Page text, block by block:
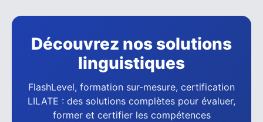
Découvrez nos solutions
linguistiques
FlashLevel, formation sur-mesure, certification
LILATE : des solutions complètes pour évaluer,
former et certifier les compétences